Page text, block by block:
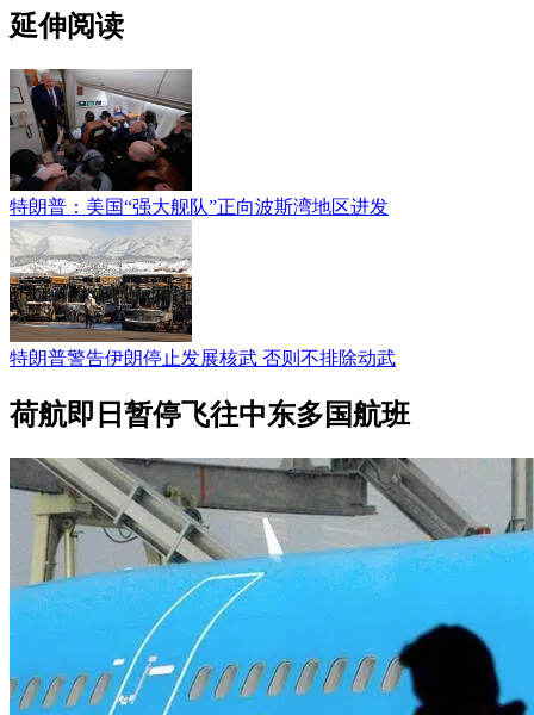
延伸阅读
特朗普：美国“强大舰队”正向波斯湾地区进发
特朗普警告伊朗停止发展核武 否则不排除动武
荷航即日暂停飞往中东多国航班